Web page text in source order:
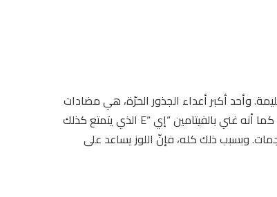
وأحد أكبر أعداء الجذور الحرّة، هي مضادات
الأكسدة التي تحاربها وتجعلها تختفي. واللوز غني جدًّا بمضادات الأكسدة، كما أنه غني بالفيتامين “إي “E الذي يتمتع كذلك
وبسبب ذلك كله، فإنّ اللوز يساعد على